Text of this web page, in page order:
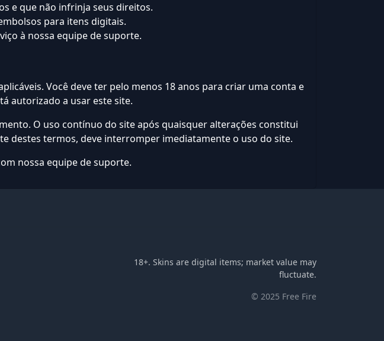
e que não infrinja seus direitos.
para itens digitais.
à nossa equipe de suporte.
Você deve ter pelo menos 18 anos para criar uma conta e
autorizado a usar este site.
O uso contínuo do site após quaisquer alterações constitui
destes termos, deve interromper imediatamente o uso do site.
nossa equipe de suporte.
18+. Skins are digital items; market value may
fluctuate.
© 2025 Free Fire